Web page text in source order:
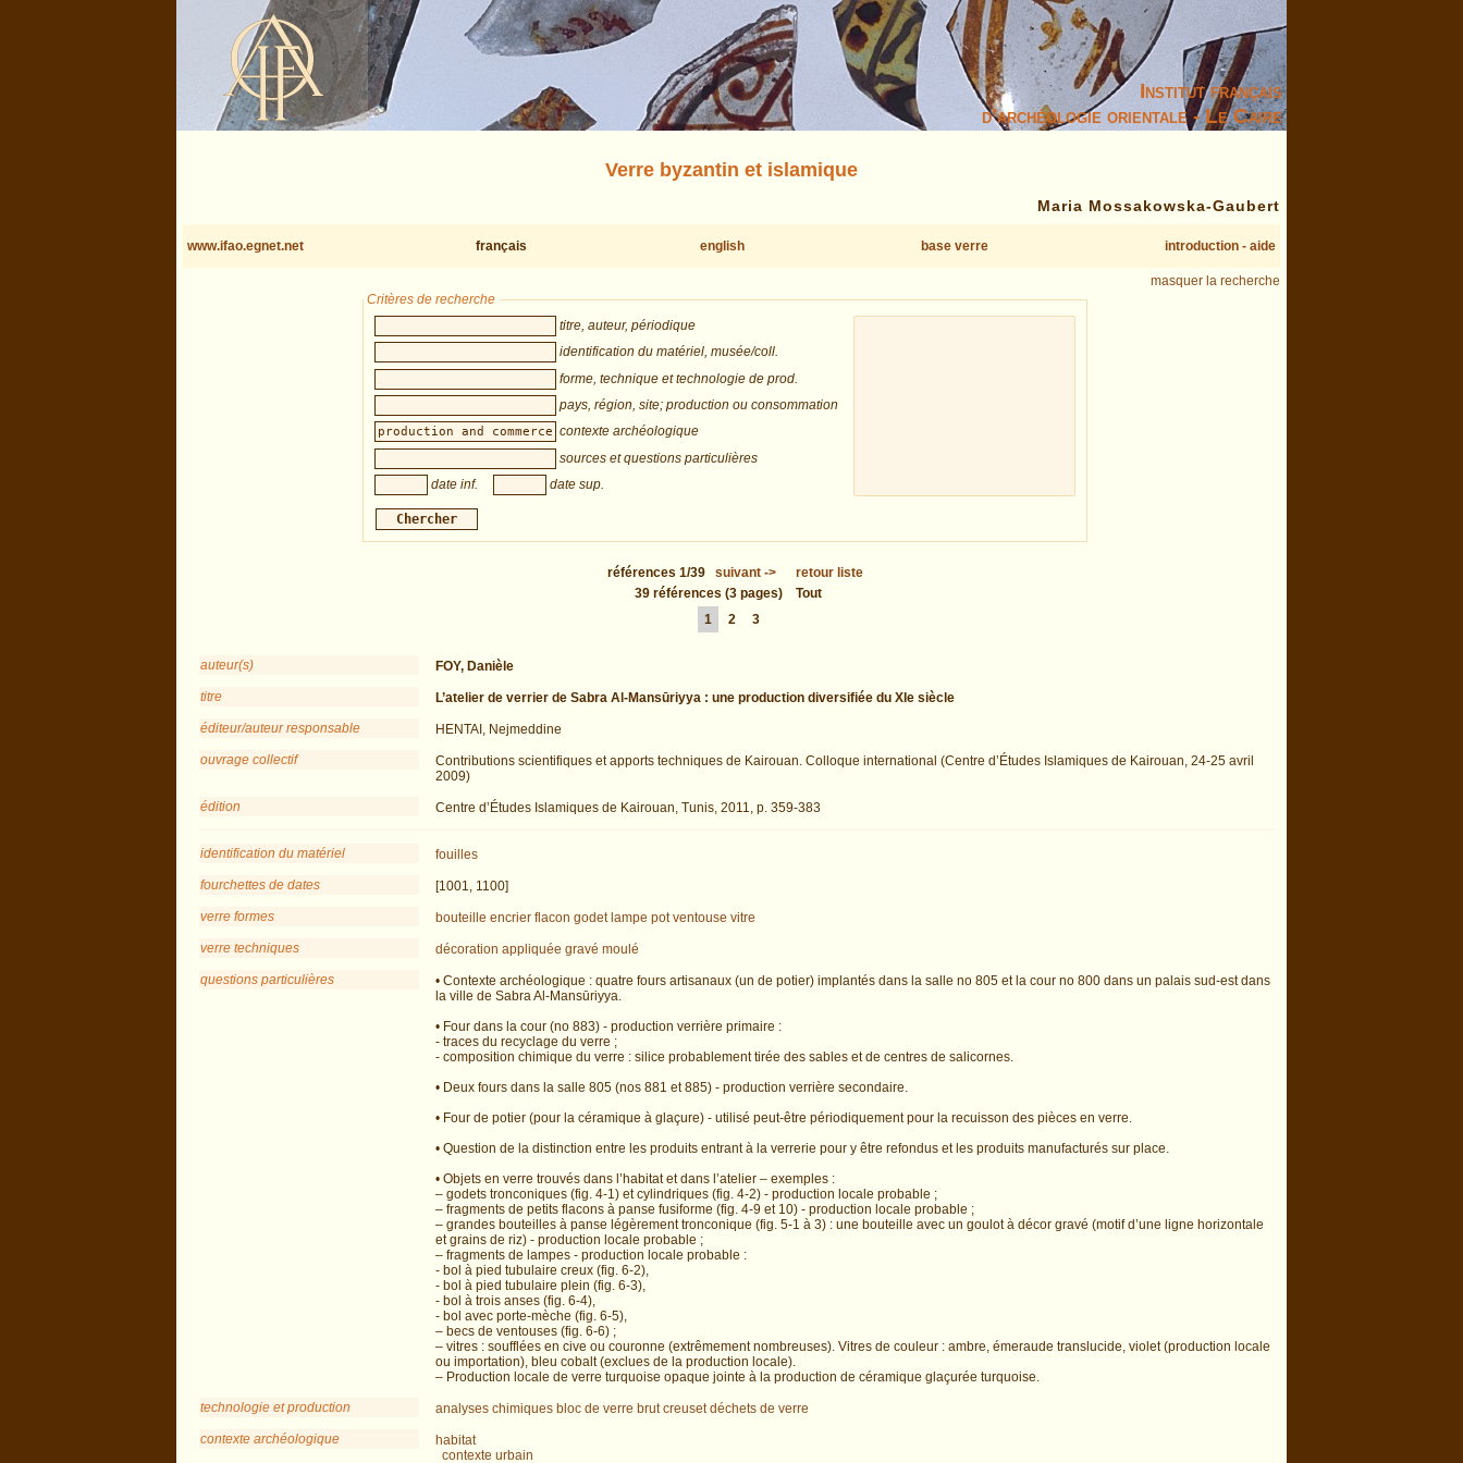
Institut français
d’archéologie orientale - Le Caire
Verre byzantin et islamique
Maria Mossakowska-Gaubert
www.ifao.egnet.net français english base verre introduction - aide
masquer la recherche
Critères de recherche
titre, auteur, périodique
identification du matériel, musée/coll.
forme, technique et technologie de prod.
pays, région, site; production ou consommation
contexte archéologique
sources et questions particulières
date inf.
date sup.
références 1/39 suivant->
retour liste
39 références (3 pages)
Tout
1
2 3
auteur(s)
FOY, Danièle
titre
L’atelier de verrier de Sabra Al-Mansūriyya : une production diversifiée du XIe siècle
éditeur/auteur responsable
HENTAI, Nejmeddine
ouvrage collectif
Contributions scientifiques et apports techniques de Kairouan. Colloque international (Centre d’Études Islamiques de Kairouan, 24-25 avril
2009)
édition
Centre d’Études Islamiques de Kairouan, Tunis, 2011, p. 359-383
identification du matériel
fouilles
fourchettes de dates
[1001, 1100]
verre formes
bouteille encrier flacon godet lampe pot ventouse vitre
verre techniques
décoration appliquée gravé moulé
questions particulières
• Contexte archéologique : quatre fours artisanaux (un de potier) implantés dans la salle no 805 et la cour no 800 dans un palais sud-est dans
la ville de Sabra Al-Mansūriyya.
• Four dans la cour (no 883) - production verrière primaire :
- traces du recyclage du verre ;
- composition chimique du verre : silice probablement tirée des sables et de centres de salicornes.
• Deux fours dans la salle 805 (nos 881 et 885) - production verrière secondaire.
• Four de potier (pour la céramique à glaçure) - utilisé peut-être périodiquement pour la recuisson des pièces en verre.
• Question de la distinction entre les produits entrant à la verrerie pour y être refondus et les produits manufacturés sur place.
• Objets en verre trouvés dans l’habitat et dans l’atelier – exemples :
– godets tronconiques (fig. 4-1) et cylindriques (fig. 4-2) - production locale probable ;
– fragments de petits flacons à panse fusiforme (fig. 4-9 et 10) - production locale probable ;
– grandes bouteilles à panse légèrement tronconique (fig. 5-1 à 3) : une bouteille avec un goulot à décor gravé (motif d’une ligne horizontale
et grains de riz) - production locale probable ;
– fragments de lampes - production locale probable :
- bol à pied tubulaire creux (fig. 6-2),
- bol à pied tubulaire plein (fig. 6-3),
- bol à trois anses (fig. 6-4),
- bol avec porte-mèche (fig. 6-5),
– becs de ventouses (fig. 6-6) ;
– vitres : soufflées en cive ou couronne (extrêmement nombreuses). Vitres de couleur : ambre, émeraude translucide, violet (production locale
ou importation), bleu cobalt (exclues de la production locale).
– Production locale de verre turquoise opaque jointe à la production de céramique glaçurée turquoise.
technologie et production
analyses chimiques bloc de verre brut creuset déchets de verre
contexte archéologique
habitat
contexte urbain